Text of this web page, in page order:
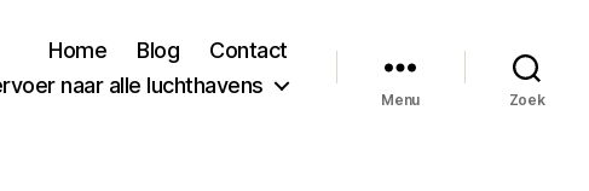
Home Blog
Contact
naar alle luchthavens
Menu Zoek